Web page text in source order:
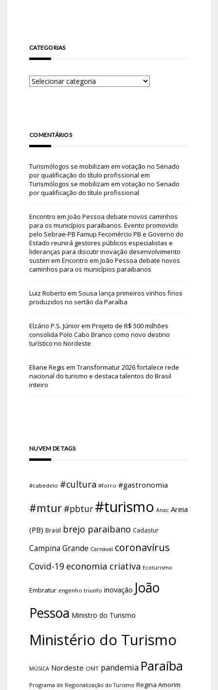
CATEGORIAS
COMENTÁRIOS
Turismólogos se mobilizam em votação no Senado
por qualificação do título profissional em
Turismólogos se mobilizam em votação no Senado
por qualificação do título profissional
Encontro em João Pessoa debate novos caminhos
para os municípios paraibanos. Evento promovido
pelo Sebrae-PB Famup Fecomércio PB e Governo do
Estado reunirá gestores públicos especialistas e
lideranças para discutir inovação desenvolvimento
susten em Encontro em João Pessoa debate novos
caminhos para os municípios paraibanos
Luiz Roberto em Sousa lança primeiros vinhos finos
produzidos no sertão da Paraíba
Elzário P.S. Júniorem Projeto de R$ 500 milhões
consolida Polo Cabo Branco como novo destino
turístico no Nordeste
Eliane Regis em Transformatur 2026 fortalece rede
nacional do turismo e destaca talentos do Brasil
inteiro
NUVEM DE TAGS
#cabedelo #cultura #forro #gastronomia
#mtur #pbtur #turismo Anac Areia
(PB) Brasil brejo paraibano Cadastur
Campina Grande Carnaval coronavírus
Covid-19 economia criativa Ecoturismo
Embratur engenho triunfo inovação João
Pessoa Ministro do Turismo
Ministério do Turismo
MÚSICA Nordeste OMT pandemia Paraíba
Programa de Regionalização do Turismo Regina Amorim